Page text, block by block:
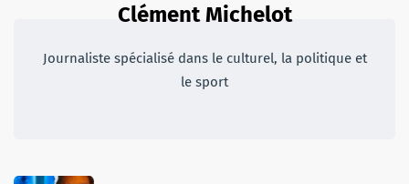
Clément Michelot
Journaliste spécialisé dans le culturel, la politique et
le sport